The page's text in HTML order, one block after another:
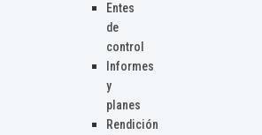
Entes
de
control
Informes
y
planes
Rendición